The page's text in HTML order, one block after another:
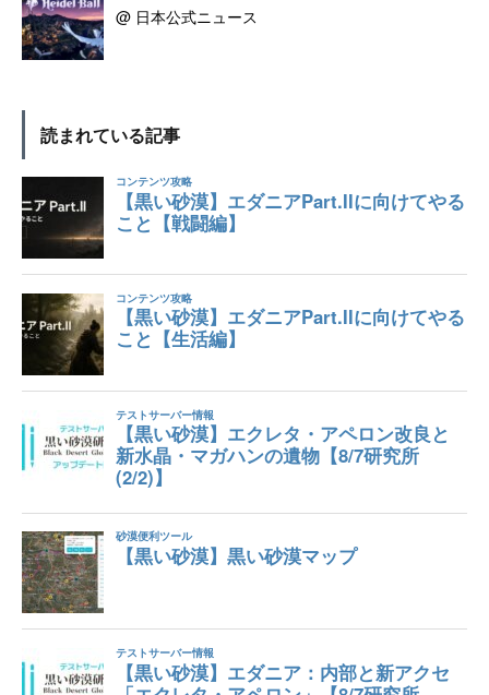
@ 日本公式ニュース
読まれている記事